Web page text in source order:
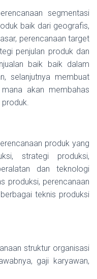
segmentasi
baik dari geografis,
perencanaan target
penjulan produk dan
baik baik dalam
selanjutnya membuat
akan membahas
produk.
produk yang
strategi produksi,
dan teknologi
produksi, perencanaan
teknis produksi
struktur organisasi
gaji karyawan,